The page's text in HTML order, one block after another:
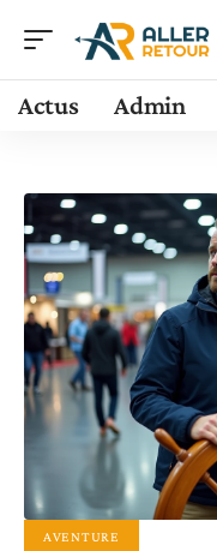
Actus Admin
AVENTURE